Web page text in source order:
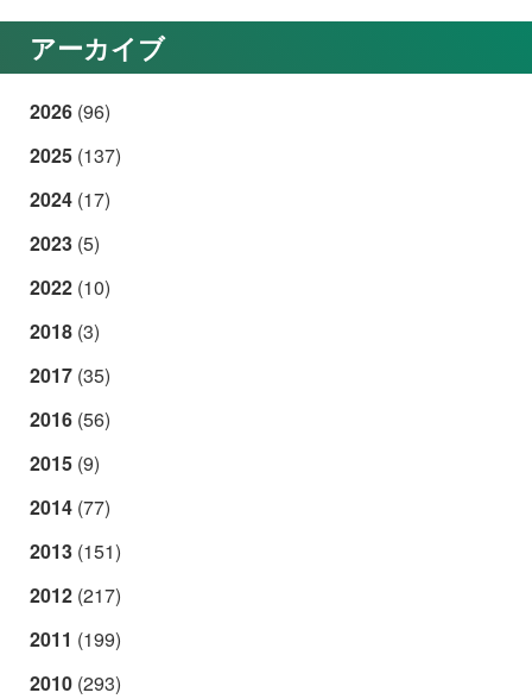
アーカイブ
2026 (96)
2025 (137)
2024 (17)
2023 (5)
2022 (10)
2018 (3)
2017 (35)
2016 (56)
2015 (9)
2014 (77)
2013 (151)
2012 (217)
2011 (199)
2010 (293)